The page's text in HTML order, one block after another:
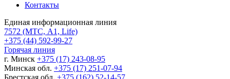
Контакты
Единая информационная линия
7572 (МТС, A1, Life)
+375 (44) 592-99-27
Горячая линия
г. Минск +375 (17) 243-08-95
Минская обл. +375 (17) 251-07-94
Брестская обл. +375 (162) 52-14-57